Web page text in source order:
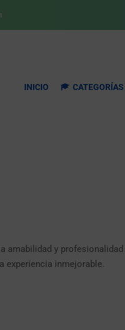
INICIO CATEGORÍAS
amabilidad y
experiencia inmejorable.